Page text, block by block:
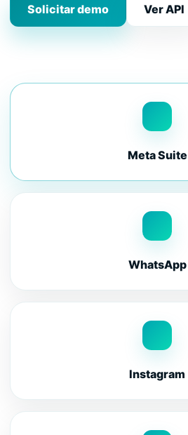
Solicitar demo Ver API
Meta Suite
WhatsApp
Instagram